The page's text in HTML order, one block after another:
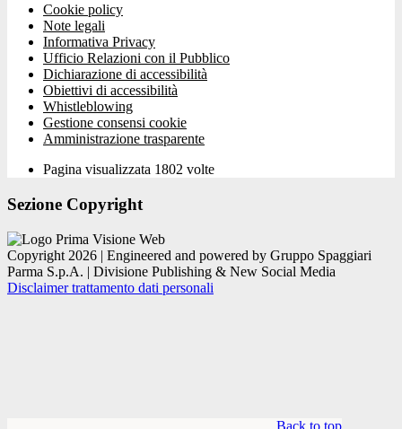
Cookie policy
Note legali
Informativa Privacy
Ufficio Relazioni con il Pubblico
Dichiarazione di accessibilità
Obiettivi di accessibilità
Whistleblowing
Gestione consensi cookie
Amministrazione trasparente
Pagina visualizzata 1802 volte
Sezione Copyright
Copyright 2026 | Engineered and powered by Gruppo Spaggiari
Parma S.p.A. | Divisione Publishing & New Social Media
Disclaimer trattamento dati personali
Back to top